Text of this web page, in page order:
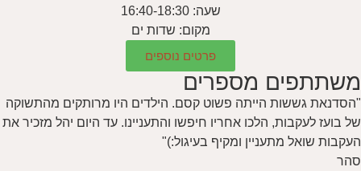
שעה: 16:40-18:30
מקום: שדות ים
פרטים נוספים
משתתפים מספרים
"הסדנאת גששות הייתה פשוט קסם. הילדים היו מרותקים מהתשוקה
של בועז לעקבות, הלכו אחריו חיפשו והתעניינו. עד היום יהל מזכיר את
העקבות שואל מתעניין ומקיף בעיגול:)"
סהר